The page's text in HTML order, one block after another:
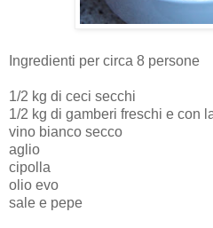
Ingredienti per circa 8 persone
1/2 kg di ceci secchi
1/2 kg di gamberi freschi e con
vino bianco secco
aglio
cipolla
olio evo
sale e pepe